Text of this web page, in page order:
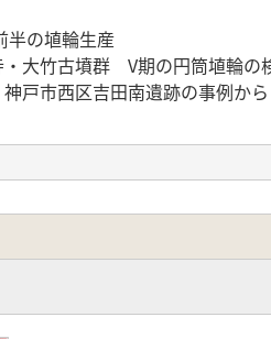
半の埴輪生産
大竹古墳群 V期の円筒埴輪の
市西区吉田南遺跡の事例から